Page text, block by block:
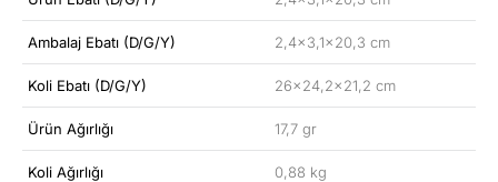
Ambalaj Ebatı (D/G/Y) 2,4×3,1×20,3 cm
Koli Ebatı (D/G/Y) 26×24,2×21,2 cm
Ürün Ağırlığı 17,7 gr
Koli Ağırlığı 0,88 kg